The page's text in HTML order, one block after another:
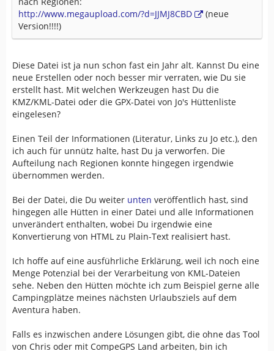
http://www.megaupload.com/?d=JJMJ8CBD
(neue
Version!!!!)
Diese Datei ist ja nun schon fast ein Jahr alt. Kannst Du eine
neue Erstellen oder noch besser mir verraten, wie Du sie
erstellt hast. Mit welchen Werkzeugen hast Du die
KMZ/KML-Datei oder die GPX-Datei von Jo's Hüttenliste
eingelesen?
Einen Teil der Informationen (Literatur, Links zu Jo etc.), den
ich auch für unnütz halte, hast Du ja verworfen. Die
Aufteilung nach Regionen konnte hingegen irgendwie
übernommen werden.
Bei der Datei, die Du weiter unten veröffentlich hast, sind
hingegen alle Hütten in einer Datei und alle Informationen
unverändert enthalten, wobei Du irgendwie eine
Konvertierung von HTML zu Plain-Text realisiert hast.
Ich hoffe auf eine ausführliche Erklärung, weil ich noch eine
Menge Potenzial bei der Verarbeitung von KML-Dateien
sehe. Neben den Hütten möchte ich zum Beispiel gerne alle
Campingplätze meines nächsten Urlaubsziels auf dem
Aventura haben.
Falls es inzwischen andere Lösungen gibt, die ohne das Tool
von Chris oder mit CompeGPS Land arbeiten, bin ich